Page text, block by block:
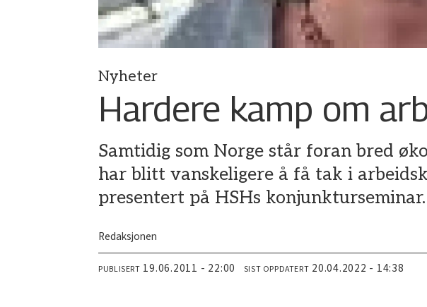
Nyheter
Hardere kamp om
Samtidig som Norge står foran bred
har blitt vanskeligere å få tak i
presentert på HSHs konjunkturseminar.
Redaksjonen
PUBLISERT 19.06.2011 - 22:00 SIST OPPDATERT 20.04.2022 - 14:38